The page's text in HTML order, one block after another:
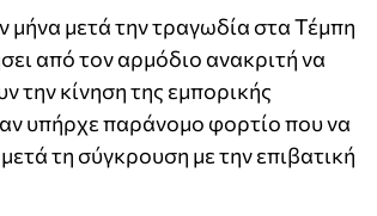
μετά την τραγωδία στα Τέμπη
από τον αρμόδιο ανακριτή να
την κίνηση της εμπορικής
υπήρχε παράνομο φορτίο που να
τη σύγκρουση με την επιβατική